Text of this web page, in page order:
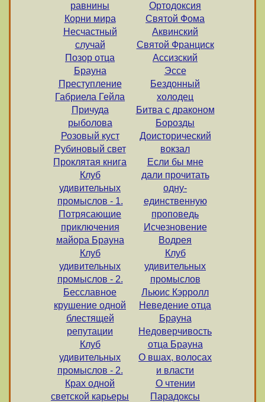
равнины
Корни мира
Несчастный
случай
Позор отца
Брауна
Преступление
Габриела Гейла
Причуда
рыболова
Розовый куст
Рубиновый свет
Проклятая книга
Клуб
удивительных
промыслов - 1.
Потрясающие
приключения
майора Брауна
Клуб
удивительных
промыслов - 2.
Бесславное
крушение одной
блестящей
репутации
Клуб
удивительных
промыслов - 2.
Крах одной
светской карьеры
Ортодоксия
Святой Фома
Аквинский
Святой Франциск
Ассизский
Эссе
Бездонный
холодец
Битва с драконом
Борозды
Доисторический
вокзал
Если бы мне
дали прочитать
одну-
единственную
проповедь
Исчезновение
Водрея
Клуб
удивительных
промыслов
Льюис Кэрролл
Неведение отца
Брауна
Недоверчивость
отца Брауна
О вшах, волосах
и власти
О чтении
Парадоксы